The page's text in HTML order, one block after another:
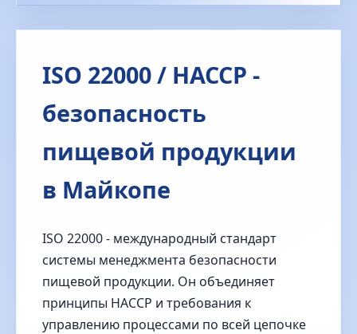
ISO 22000 / HACCP -
безопасность
пищевой продукции
в Майкопе
ISO 22000 - международный стандарт
системы менеджмента безопасности
пищевой продукции. Он объединяет
принципы HACCP и требования к
управлению процессами по всей цепочке